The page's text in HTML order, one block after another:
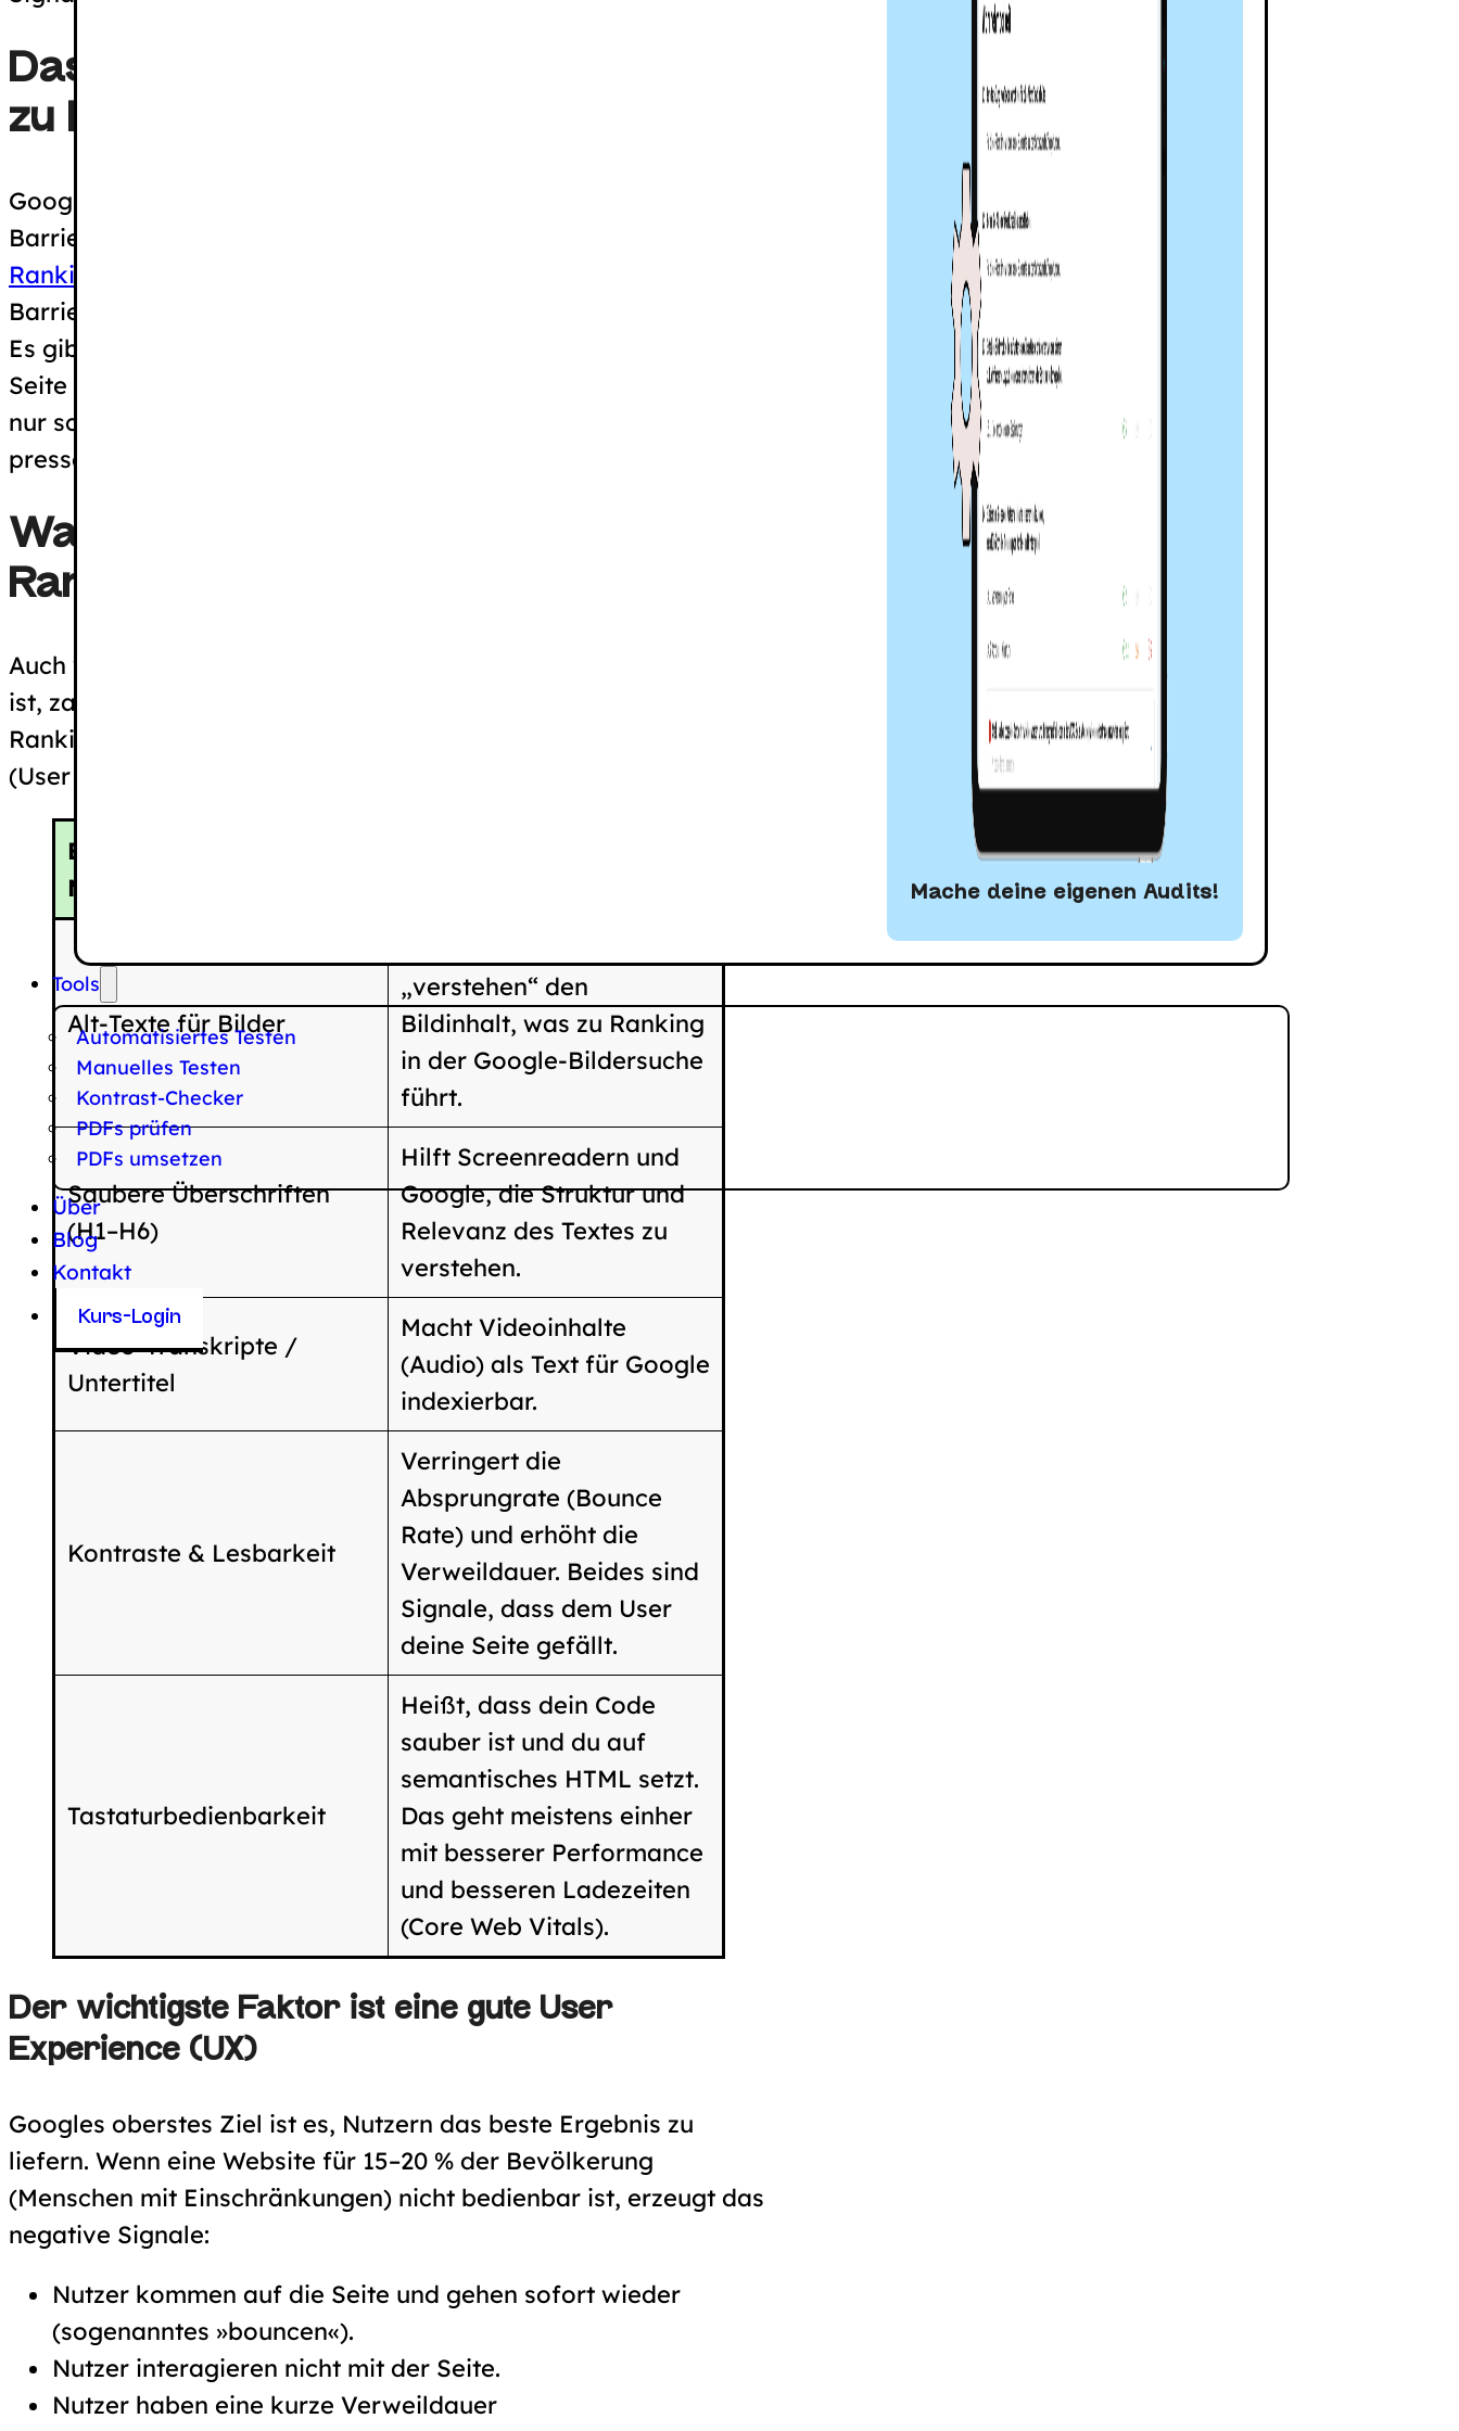
Mache deine eigenen Audits!
Tools
Automatisiertes Testen
Manuelles Testen
Kontrast-Checker
PDFs prüfen
PDFs umsetzen
Über
Blog
Kontakt
Kurs-Login
Das offizielle Statement von Google
zu Barrierefreiheit als Rankingfaktor
Google (u. a. John Mueller) hat mehrfach bestätigt, dass
Barrierefreiheit (Accessibility) nicht
Ranking-Algorithmus
Barrierefreiheit schwer objektiv und automatisiert zu messen ist.
Es gibt zwar technische Standards (wie WCAG), aber ob eine
Seite wirklich für einen blinden Nutzer
nur schwer in einen einfachen Zahlenwert für den Algorithmus
pressen.
Warum digitale Barrierefreiheit dem
Ranking trotzdem hilft
Auch wenn digitale Barrierefreiheit kein direkter Rankingfaktor
ist, zahlen fast alle Maßnahmen für Barrierefreiheit auf das
Ranking ein. Man spricht oft von einer Schnittmenge aus SEO, UX
(User Experience) und Accessibility.
Barrierefreiheits-
Maßnahme
Alt-Texte für Bilder
„verstehen“ den
Bildinhalt, was zu Ranking
in der Google-Bildersuche
führt.
Saubere Überschriften
(H1–H6)
Hilft Screenreadern und
Google, die Struktur und
Relevanz des Textes zu
verstehen.
Video-Transkripte /
Untertitel
Macht Videoinhalte
(Audio) als Text für Google
indexierbar.
Kontraste & Lesbarkeit
Verringert die
Absprungrate (Bounce
Rate) und erhöht die
Verweildauer. Beides sind
Signale, dass dem User
deine Seite gefällt.
Tastaturbedienbarkeit
Heißt, dass dein Code
sauber ist und du auf
semantisches HTML setzt.
Das geht meistens einher
mit besserer Performance
und besseren Ladezeiten
(Core Web Vitals).
Der wichtigste Faktor ist eine gute User
Experience (UX)
Googles oberstes Ziel ist es, Nutzern das beste Ergebnis zu
liefern. Wenn eine Website für 15–20 % der Bevölkerung
(Menschen mit Einschränkungen) nicht bedienbar ist, erzeugt das
negative Signale:
Nutzer kommen auf die Seite und gehen sofort wieder
(sogenanntes »bouncen«).
Nutzer interagieren nicht mit der Seite.
Nutzer haben eine kurze Verweildauer